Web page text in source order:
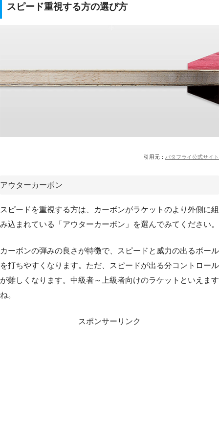
スピード重視する方の選び方
引用元： バタフライ公式サイト
アウターカーボン
スピードを重視する方は、カーボンがラケットのより外側に組
み込まれている「アウターカーボン」を選んでみてください。
カーボンの弾みの良さが特徴で、スピードと威力の出るボール
を打ちやすくなります。ただ、スピードが出る分コントロール
が難しくなります。中級者～上級者向けのラケットといえます
ね。
スポンサーリンク